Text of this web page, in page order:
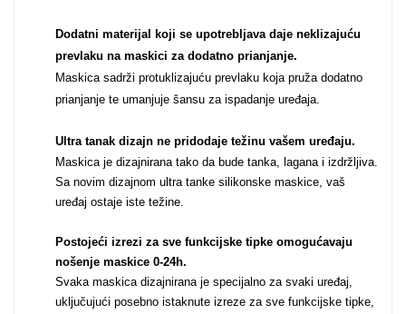
Dodatni materijal koji se upotrebljava daje neklizajuću
prevlaku na maskici za dodatno prianjanje.
Maskica sadrži protuklizajuću prevlaku koja pruža dodatno
prianjanje te umanjuje šansu za ispadanje uređaja.
Ultra tanak dizajn ne pridodaje težinu vašem uređaju.
Maskica je dizajnirana tako da bude tanka, lagana i izdržljiva.
Sa novim dizajnom ultra tanke silikonske maskice, vaš
uređaj ostaje iste težine.
Postojeći izrezi za sve funkcijske tipke omogućavaju
nošenje maskice 0-24h.
Svaka maskica dizajnirana je specijalno za svaki uređaj,
uključujući posebno istaknute izreze za sve funkcijske tipke,
Za njega Za nju
Svijet životinja Auto - Moto motivi